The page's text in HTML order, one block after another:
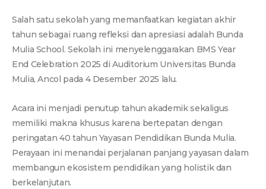
Salah satu sekolah yang memanfaatkan kegiatan akhir
tahun sebagai ruang refleksi dan apresiasi adalah Bunda
Mulia School. Sekolah ini menyelenggarakan BMS Year
End Celebration 2025 di Auditorium Universitas Bunda
Mulia, Ancol pada 4 Desember 2025 lalu.
Acara ini menjadi penutup tahun akademik sekaligus
memiliki makna khusus karena bertepatan dengan
peringatan 40 tahun Yayasan Pendidikan Bunda Mulia.
Perayaan ini menandai perjalanan panjang yayasan dalam
membangun ekosistem pendidikan yang holistik dan
berkelanjutan.